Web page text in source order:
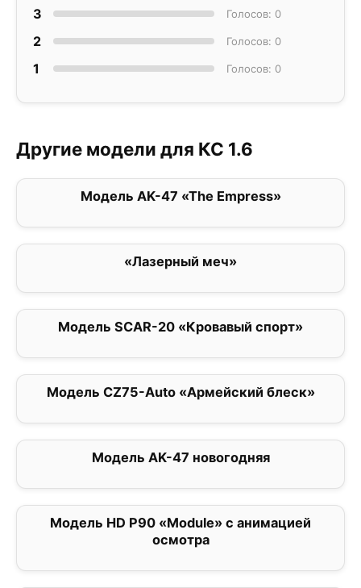
3 Голосов: 0
2 Голосов: 0
1 Голосов: 0
Другие модели для КС 1.6
Модель AK-47 «The Empress»
«Лазерный меч»
Модель SCAR-20 «Кровавый спорт»
Модель CZ75-Auto «Армейский блеск»
Модель AK-47 новогодняя
Модель HD P90 «Module» с анимацией
осмотра